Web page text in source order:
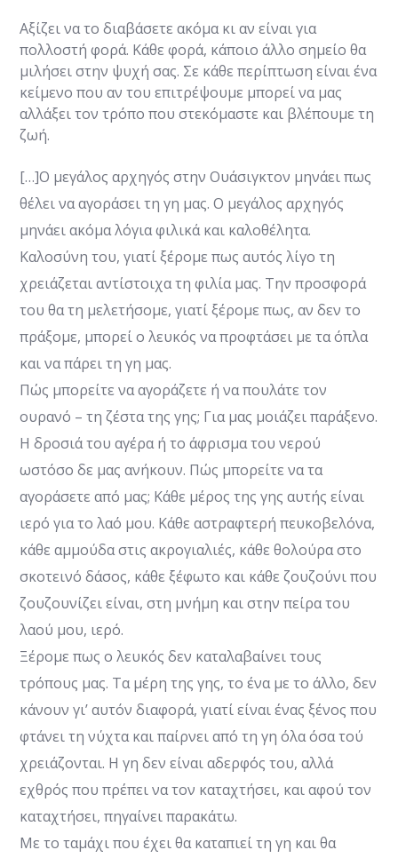
Αξίζει να το διαβάσετε ακόμα κι αν είναι για
πολλοστή φορά. Κάθε φορά, κάποιο άλλο σημείο θα
μιλήσει στην ψυχή σας. Σε κάθε περίπτωση είναι ένα
κείμενο που αν του επιτρέψουμε μπορεί να μας
αλλάξει τον τρόπο που στεκόμαστε και βλέπουμε τη
ζωή.
[…]Ο μεγάλος αρχηγός στην Ουάσιγκτον μηνάει πως
θέλει να αγοράσει τη γη μας. O μεγάλος αρχηγός
μηνάει ακόμα λόγια φιλικά και καλοθέλητα.
Καλοσύνη του, γιατί ξέρομε πως αυτός λίγο τη
χρειάζεται αντίστοιχα τη φιλία μας. Την προσφορά
του θα τη μελετήσομε, γιατί ξέρομε πως, αν δεν το
πράξομε, μπορεί ο λευκός να προφτάσει με τα όπλα
και να πάρει τη γη μας.
Πώς μπορείτε να αγοράζετε ή να πουλάτε τον
ουρανό – τη ζέστα της γης; Για μας μοιάζει παράξενο.
Η δροσιά του αγέρα ή το άφρισμα του νερού
ωστόσο δε μας ανήκουν. Πώς μπορείτε να τα
αγοράσετε από μας; Κάθε μέρος της γης αυτής είναι
ιερό για το λαό μου. Κάθε αστραφτερή πευκοβελόνα,
κάθε αμμούδα στις ακρογιαλιές, κάθε θολούρα στο
σκοτεινό δάσος, κάθε ξέφωτο και κάθε ζουζούνι που
ζουζουνίζει είναι, στη μνήμη και στην πείρα του
λαού μου, ιερό.
Ξέρομε πως ο λευκός δεν καταλαβαίνει τους
τρόπους μας. Τα μέρη της γης, το ένα με το άλλο, δεν
κάνουν γι’ αυτόν διαφορά, γιατί είναι ένας ξένος που
φτάνει τη νύχτα και παίρνει από τη γη όλα όσα τού
χρειάζονται. Η γη δεν είναι αδερφός του, αλλά
εχθρός που πρέπει να τον καταχτήσει, και αφού τον
καταχτήσει, πηγαίνει παρακάτω.
Με το ταμάχι που έχει θα καταπιεί τη γη και θα